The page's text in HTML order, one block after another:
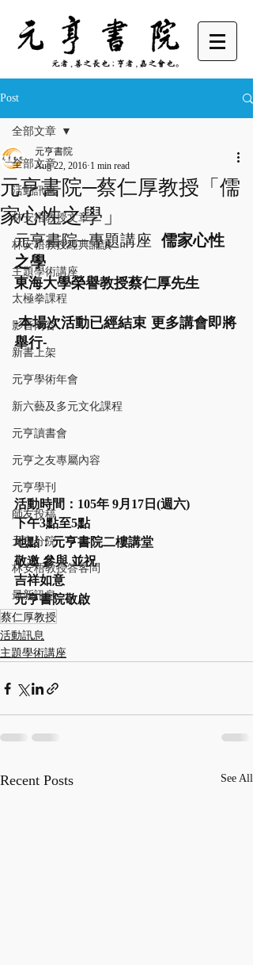
Post
全部文章
活動訊息
林安梧教授文章
林安梧教授經典誦讀
主題學術講座
太極拳課程
影音內容
新書上架
元亨學術年會
新六藝及多元文化課程
元亨讀書會
元亨之友專屬內容
元亨學刊
師友投稿
元亨分院
林安梧教授答客問
最新訊息
全部文章
元亨書院─蔡仁厚教授「儒
家心性之學」
元亨書院
Aug 22, 2016 1 min read
元亨書院─專題講座 儒家心性
之學
東海大學榮譽教授蔡仁厚先生
-本場次活動已經結束  更多講會即將
舉行-
活動時間：105年 9月17日(週六)
下午3點至5點
地點：元亨書院二樓講堂
敬邀 參與 並祝
吉祥如意
元亨書院敬啟
蔡仁厚教授
活動訊息
主題學術講座
Recent Posts See All